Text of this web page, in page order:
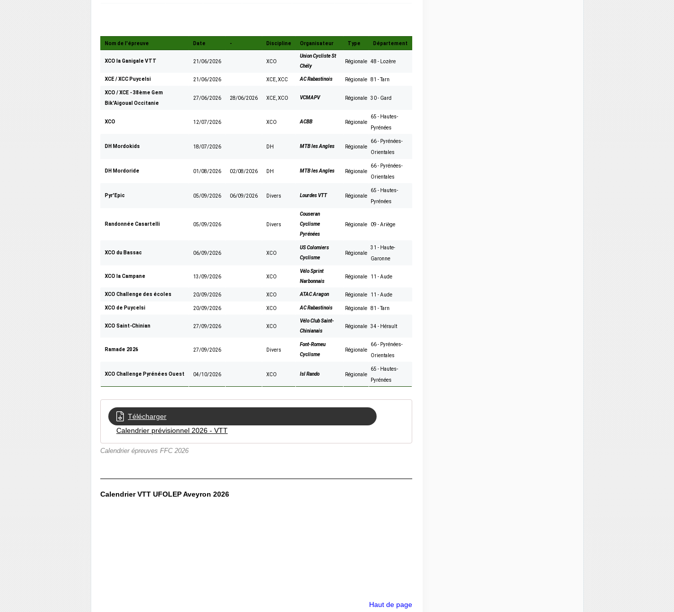
Nom de l'épreuve Date - Discipline Organisateur Type Département
XCO la Ganigale VTT 21/06/2026 XCO
Union Cycliste St
Chély
Régionale 48 - Lozère
XCE / XCC Puycelsi 21/06/2026 XCE XCC AC Rabastinois Régionale 81 - Tarn
XCO /XCE - 38ème Gem
Bik'Aigoual Occitanie
27/06/2026 28/06/2026 XCE XCO VCMAPV Régionale 30 - Gard
XCO 12/07/2026 XCO ACBB Régionale
65 - Hautes-
Pyrénées
DH Mordokids 18/07/2026 DH MTB les Angles Régionale
66 - Pyrénées-
Orientales
DH Mordoride 01/08/2026 02/08/2026 DH MTB les Angles Régionale
66 - Pyrénées-
Orientales
Pyr'Epic 05/09/2026 06/09/2026 Divers Lourdes VTT Régionale
65 - Hautes-
Pyrénées
Randonnée Casartelli 05/09/2026 Divers
Couseran
Cyclisme
Pyrénées
Régionale 09 - Ariège
XCO du Bassac 06/09/2026 XCO
US Colomiers
Cyclisme
Régionale
31 - Haute-
Garonne
XCO la Campane 13/09/2026 XCO
Vélo Sprint
Narbonnais
Régionale 11 - Aude
XCO Challenge des écoles 20/09/2026 XCO ATAC Aragon Régionale 11 - Aude
XCO de Puycelsi 20/09/2026 XCO AC Rabastinois Régionale 81 - Tarn
XCO Saint-Chinian 27/09/2026 XCO
Vélo Club Saint-
Chinianais
Régionale 34 - Hérault
Ramade 2026 27/09/2026 Divers
Font-Romeu
Cyclisme
Régionale
66 - Pyrénées-
Orientales
XCO Challenge Pyrénées Ouest 04/10/2026 XCO Isl Rando Régionale
65 - Hautes-
Pyrénées
Télécharger
Calendrier prévisionnel 2026 - VTT
Calendrier épreuves FFC 2026
Calendrier VTT UFOLEP Aveyron 2026
Haut de page